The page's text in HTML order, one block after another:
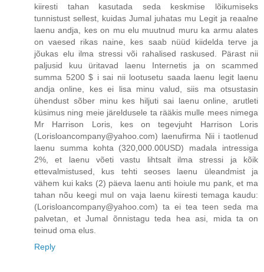
kiiresti tahan kasutada seda keskmise lõikumiseks
tunnistust sellest, kuidas Jumal juhatas mu Legit ja reaalne
laenu andja, kes on mu elu muutnud muru ka armu alates
on vaesed rikas naine, kes saab nüüd kiidelda terve ja
jõukas elu ilma stressi või rahalised raskused. Pärast nii
paljusid kuu üritavad laenu Internetis ja on scammed
summa 5200 $ i sai nii lootusetu saada laenu legit laenu
andja online, kes ei lisa minu valud, siis ma otsustasin
ühendust sõber minu kes hiljuti sai laenu online, arutleti
küsimus ning meie järeldusele ta rääkis mulle mees nimega
Mr Harrison Loris, kes on tegevjuht Harrison Loris
(Lorisloancompany@yahoo.com) laenufirma Nii i taotlenud
laenu summa kohta (320,000.00USD) madala intressiga
2%, et laenu võeti vastu lihtsalt ilma stressi ja kõik
ettevalmistused, kus tehti seoses laenu üleandmist ja
vähem kui kaks (2) päeva laenu anti hoiule mu pank, et ma
tahan nõu keegi mul on vaja laenu kiiresti temaga kaudu:
(Lorisloancompany@yahoo.com) ta ei tea teen seda ma
palvetan, et Jumal õnnistagu teda hea asi, mida ta on
teinud oma elus.
Reply